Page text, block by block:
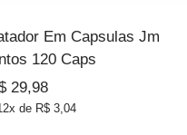
Em Capsulas Jm
120 Caps
29,98
de R$ 3,04